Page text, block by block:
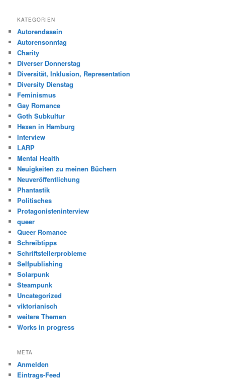
KATEGORIEN
Autorendasein
Autorensonntag
Charity
Diverser Donnerstag
Diversität, Inklusion, Representation
Diversity Dienstag
Feminismus
Gay Romance
Goth Subkultur
Hexen in Hamburg
Interview
LARP
Mental Health
Neuigkeiten zu meinen Büchern
Neuveröffentlichung
Phantastik
Politisches
Protagonisteninterview
queer
Queer Romance
Schreibtipps
Schriftstellerprobleme
Selfpublishing
Solarpunk
Steampunk
Uncategorized
viktorianisch
weitere Themen
Works in progress
META
Anmelden
Eintrags-Feed